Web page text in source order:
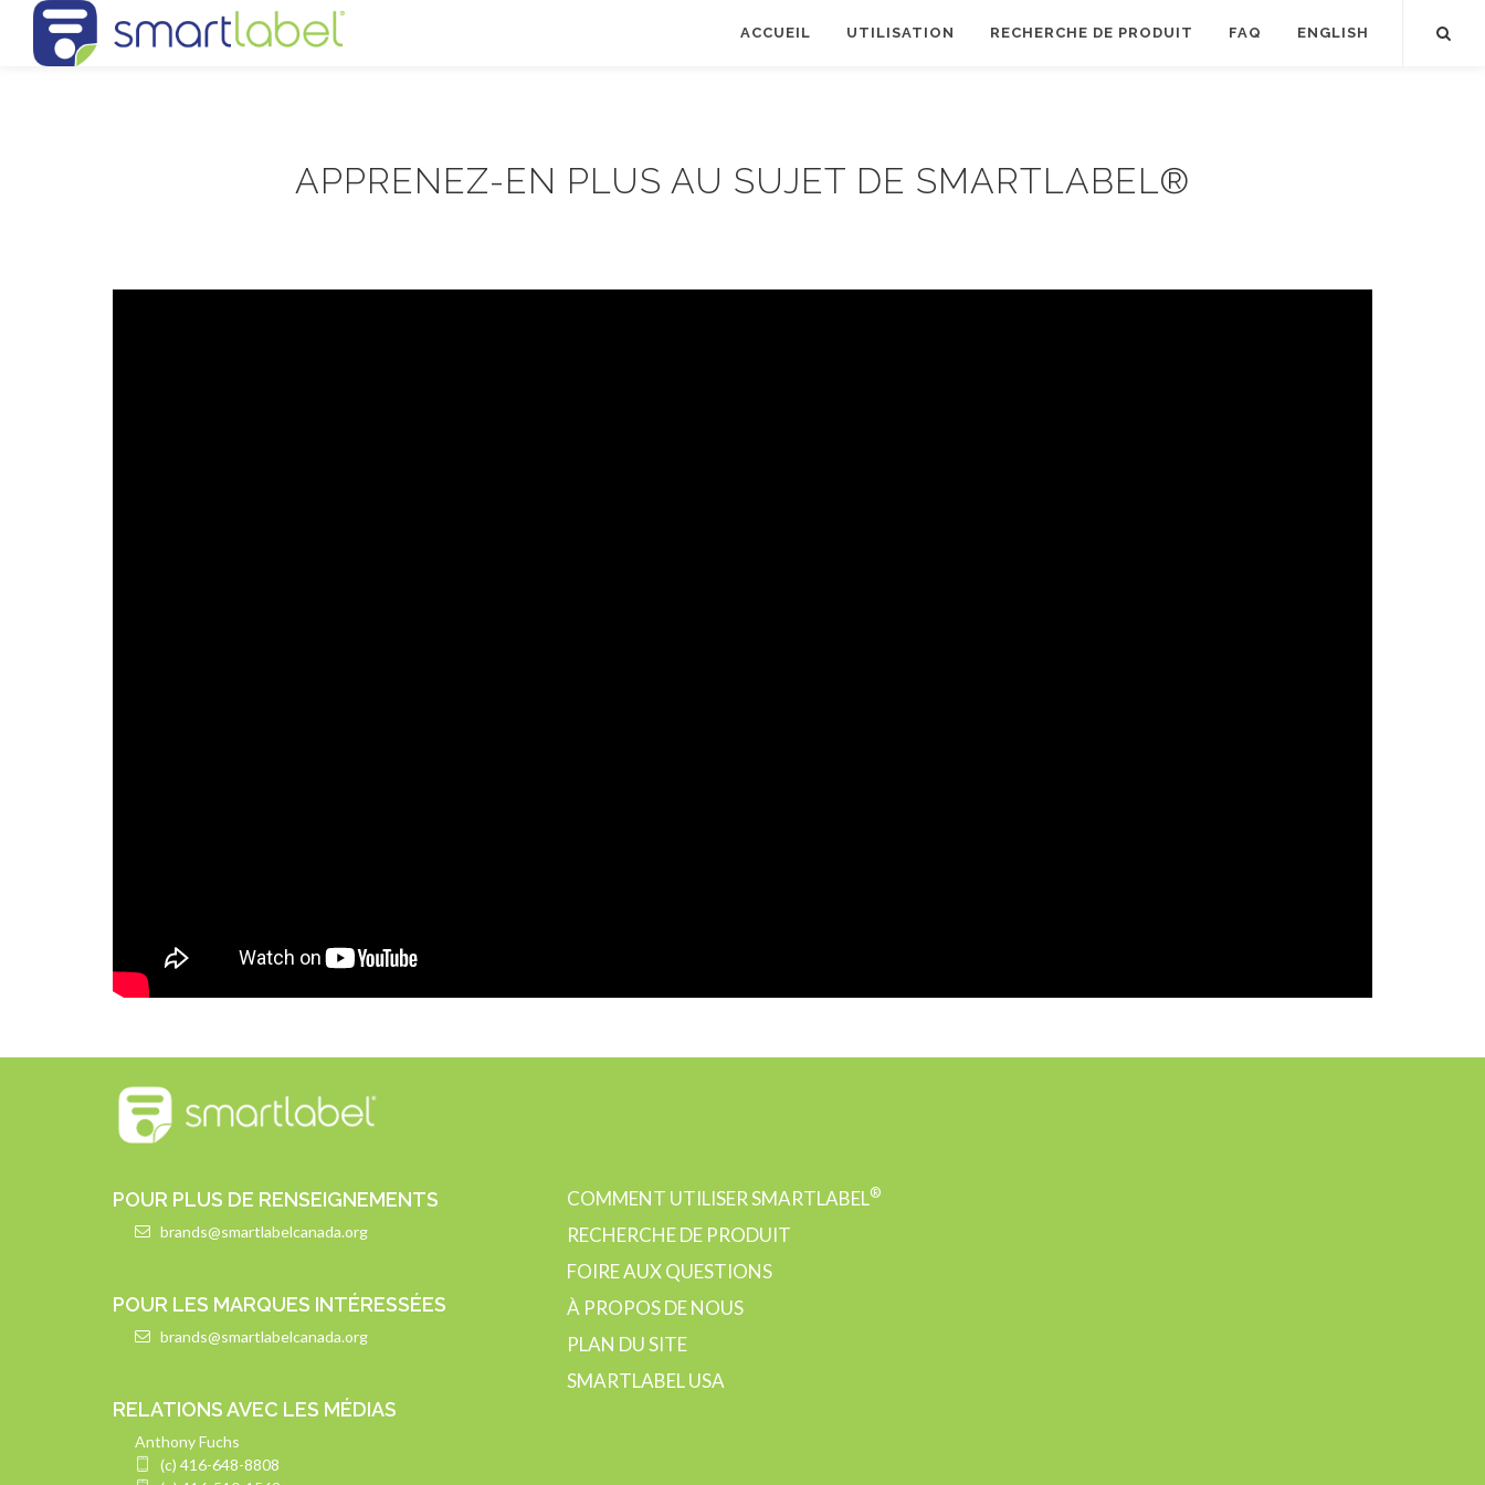
ACCUEIL UTILISATION RECHERCHE DE PRODUIT FAQ ENGLISH
APPRENEZ-EN PLUS AU SUJET DE SMARTLABEL®
POUR PLUS DE RENSEIGNEMENTS
brands@smartlabelcanada.org
POUR LES MARQUES INTÉRESSÉES
brands@smartlabelcanada.org
RELATIONS AVEC LES MÉDIAS
Anthony Fuchs
(c) 416-648-8808
COMMENT UTILISER SMARTLABEL®
RECHERCHE DE PRODUIT
FOIRE AUX QUESTIONS
À PROPOS DE NOUS
PLAN DU SITE
SMARTLABEL USA